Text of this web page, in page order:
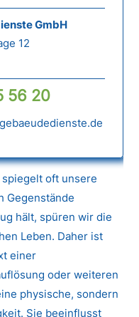
GmbH
12
56 20
oft unsere
Gegenstände
hält, spüren wir die
Leben. Daher ist
einer
oder weiteren
physische, sondern
Sie beeinflusst